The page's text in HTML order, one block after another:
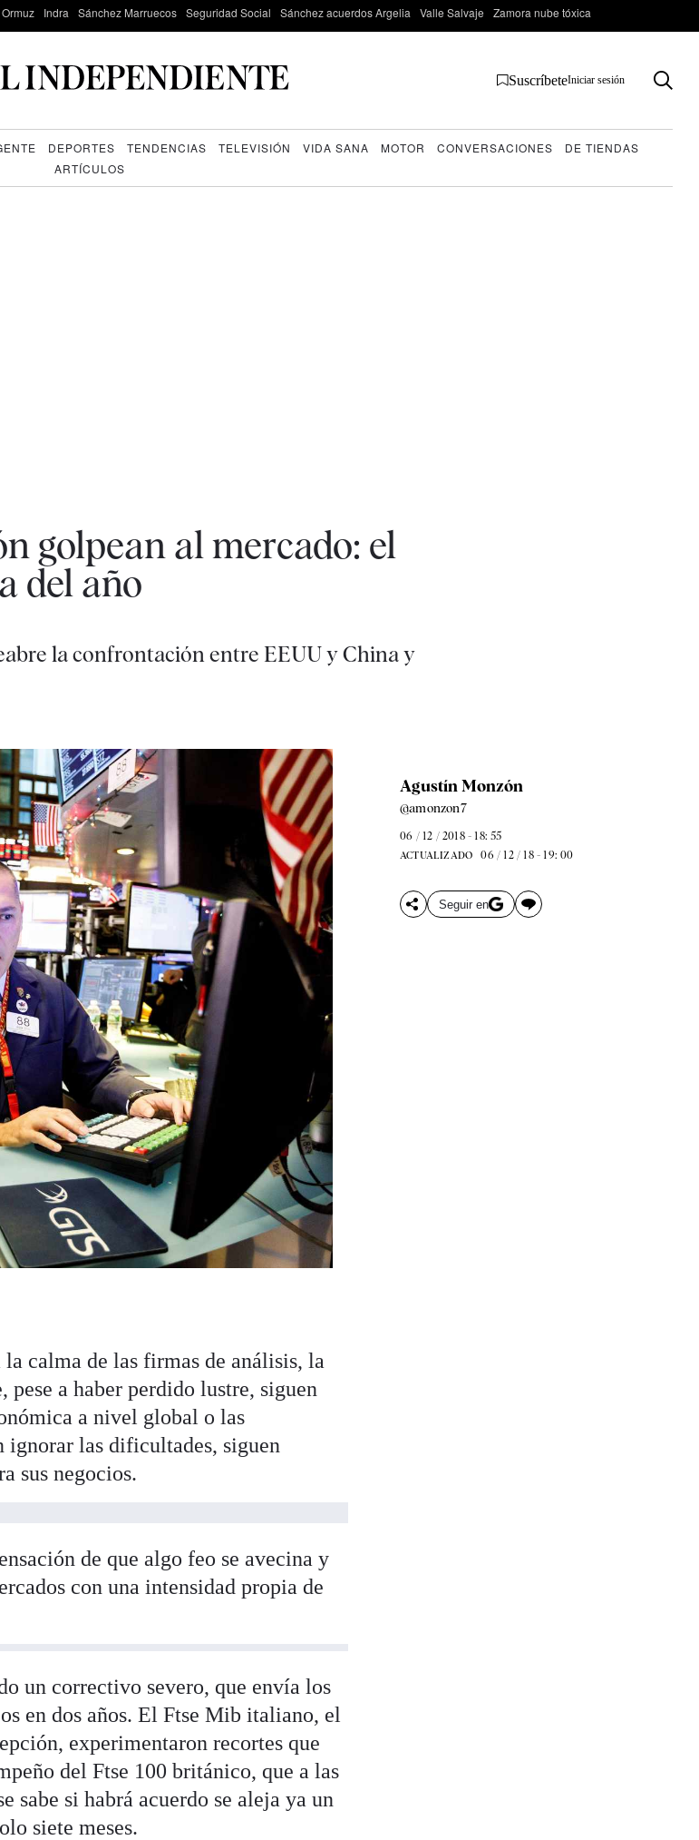
Ormuz Indra Sánchez Marruecos Seguridad Social Sánchez acuerdos Argelia Valle Salvaje Zamora nube tóxica
SuscríbeteIniciar sesión
DEPORTES TENDENCIAS TELEVISIÓN VIDA SANA MOTOR CONVERSACIONES
DE TIENDAS
ARTÍCULOS
golpean al mercado: el
del año
la confrontación entre EEUU y China y
Agustín Monzón
@amonzon7
06 / 12 / 2018 - 18: 55
ACTUALIZADO 06 / 12 / 18 - 19: 00
Seguir en
calma de las firmas de análisis, la
pese a haber perdido lustre, siguen
a nivel global o las
ignorar las dificultades, siguen
sus negocios.
de que algo feo se avecina y
con una intensidad propia de
un correctivo severo, que envía los
en dos años. El Ftse Mib italiano, el
experimentaron recortes que
del Ftse 100 británico, que a las
sabe si habrá acuerdo se aleja ya un
siete meses.